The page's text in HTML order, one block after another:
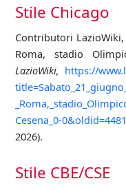
Stile Chicago
Contributori
Roma, stadio
LazioWiki, https://
Cesena_0-
2026).
Stile CBE/CSE